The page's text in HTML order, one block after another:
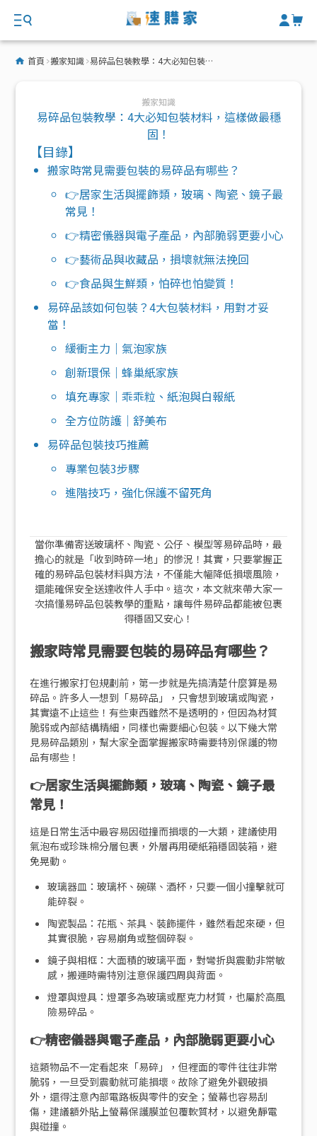
首頁 搬家知識 易碎品包裝教學：4大必知包裝材料，這樣做最穩固！
搬家知識
易碎品包裝教學：4大必知包裝材料，這樣做最穩
固！
【目錄】
搬家時常見需要包裝的易碎品有哪些？
👉居家生活與擺飾類，玻璃、陶瓷、鏡子最
常見！
👉精密儀器與電子產品，內部脆弱更要小心
👉藝術品與收藏品，損壞就無法挽回
👉食品與生鮮類，怕碎也怕變質！
易碎品該如何包裝？4大包裝材料，用對才妥
當！
緩衝主力｜氣泡家族
創新環保｜蜂巢紙家族
填充專家｜乖乖粒、紙泡與白報紙
全方位防護｜舒美布
易碎品包裝技巧推薦
專業包裝3步驟
進階技巧，強化保護不留死角
當你準備寄送玻璃杯、陶瓷、公仔、模型等易碎品時，最
擔心的就是「收到時碎一地」的慘況！其實，只要掌握正
確的易碎品包裝材料與方法，不僅能大幅降低損壞風險，
還能確保安全送達收件人手中。這次，本文就來帶大家一
次搞懂易碎品包裝教學的重點，讓每件易碎品都能被包裹
得穩固又安心！
搬家時常見需要包裝的易碎品有哪些？
在進行搬家打包規劃前，第一步就是先搞清楚什麼算是易
碎品。許多人一想到「易碎品」，只會想到玻璃或陶瓷，
其實遠不止這些！有些東西雖然不是透明的，但因為材質
脆弱或內部結構精細，同樣也需要細心包裝。以下幾大常
見易碎品類別，幫大家全面掌握搬家時需要特別保護的物
品有哪些！
👉居家生活與擺飾類，玻璃、陶瓷、鏡子最
常見！
這是日常生活中最容易因碰撞而損壞的一大類，建議使用
氣泡布或珍珠棉分層包裹，外層再用硬紙箱穩固裝箱，避
免晃動。
玻璃器皿：玻璃杯、碗碟、酒杯，只要一個小撞擊就可
能碎裂。
陶瓷製品：花瓶、茶具、裝飾擺件，雖然看起來硬，但
其實很脆，容易崩角或整個碎裂。
鏡子與相框：大面積的玻璃平面，對彎折與震動非常敏
感，搬運時需特別注意保護四周與背面。
燈罩與燈具：燈罩多為玻璃或壓克力材質，也屬於高風
險易碎品。
👉精密儀器與電子產品，內部脆弱更要小心
這類物品不一定看起來「易碎」，但裡面的零件往往非常
脆弱，一旦受到震動就可能損壞。故除了避免外觀破損
外，還得注意內部電路板與零件的安全；螢幕也容易刮
傷，建議額外貼上螢幕保護膜並包覆軟質材，以避免靜電
與碰撞。